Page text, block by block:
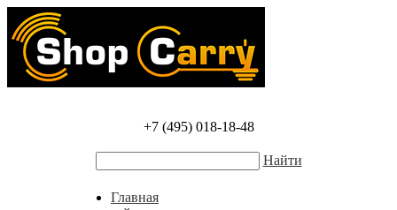
+7 (495) 018-18-48
Найти
Главная